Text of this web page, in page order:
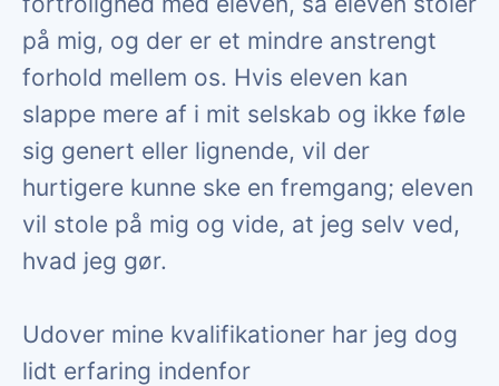
på mig, og der er et mindre anstrengt
forhold mellem os. Hvis eleven kan
slappe mere af i mit selskab og ikke føle
sig genert eller lignende, vil der
hurtigere kunne ske en fremgang; eleven
vil stole på mig og vide, at jeg selv ved,
hvad jeg gør.
Udover mine kvalifikationer har jeg dog
lidt erfaring indenfor